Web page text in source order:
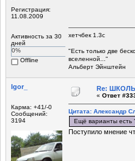
Регистрация:
11.08.2009
Активность за 30
дней
0%
Offline
хетчбек 1.3с
"Есть только две
вселенной..."
Альберт Эйнштейн
Igor_
Карма: +41/-0
Сообщений:
3194
Re:
« Ответ
Цитата: Александр
Ещё варианты есть
Поступило мнение